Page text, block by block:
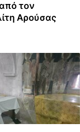
τον
Αρούσας